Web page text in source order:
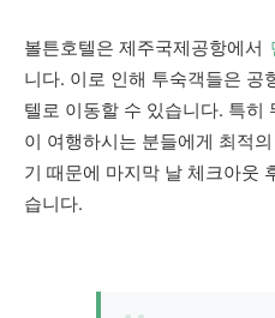
볼튼호텔은 제주국제공항에서
니다. 이로 인해 투숙객들은 공
텔로 이동할 수 있습니다. 특히
이 여행하시는 분들에게 최적
기 때문에 마지막 날 체크아웃
습니다.